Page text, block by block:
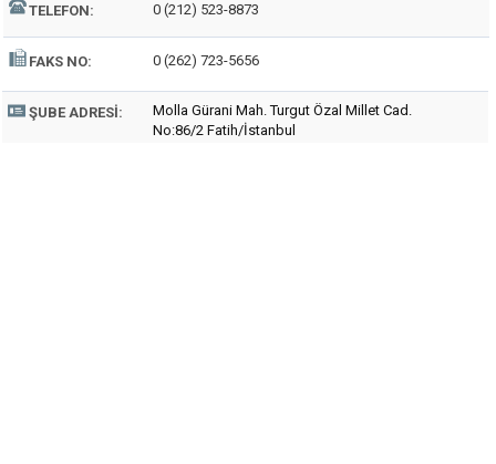
TELEFON: 0 (212) 523-8873
FAKS NO: 0 (262) 723-5656
ŞUBE ADRESI:
Molla Gürani Mah. Turgut Özal Millet Cad.
No:86/2 Fatih/İstanbul